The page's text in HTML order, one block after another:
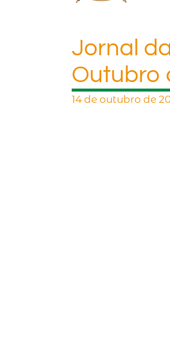
Jornal
Outubro
14 de outubro de